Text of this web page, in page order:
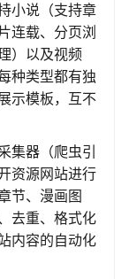
小说（支持章
连载、分页浏
）以及视频
种类型都有独
示模板，互不
集器（爬虫引
资源网站进行
节、漫画图
去重、格式化
内容的自动化